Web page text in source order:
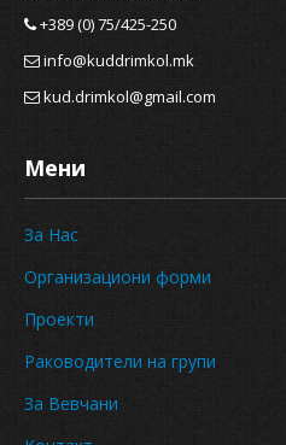
+389 (0) 75/425-250
info@kuddrimkol.mk
kud.drimkol@gmail.com
Мени
За Нас
Организациони форми
Проекти
Раководители на групи
За Вевчани